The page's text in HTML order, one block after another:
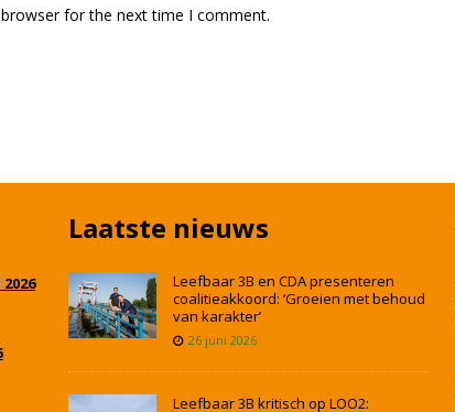
for the next time I comment.
Laatste nieuws
Leefbaar 3B en CDA presenteren
coalitieakkoord: ‘Groeien met behoud
van karakter’
26 juni 2026
Leefbaar 3B kritisch op LOO2: